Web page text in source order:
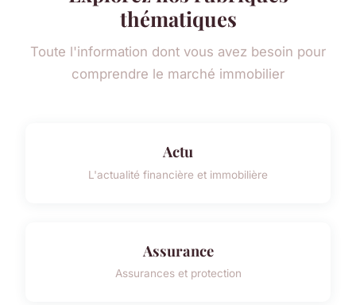
thématiques
Toute l'information dont vous avez besoin pour
comprendre le marché immobilier
Actu
L'actualité financière et immobilière
Assurance
Assurances et protection